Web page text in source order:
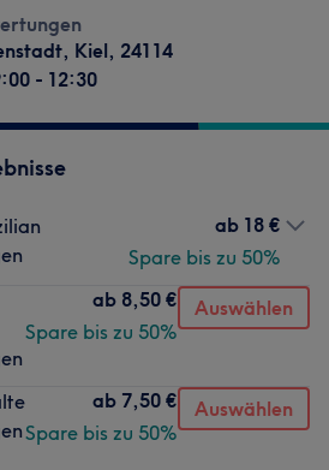
, Kiel, 24114
- 12:30
ab 18 €
Spare bis zu 50%
ab 8,50 €
Spare bis zu 50%
Auswählen
ab 7,50 €
Spare bis zu 50%
Auswählen